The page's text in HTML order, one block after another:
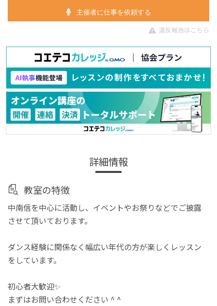
主催者に仕事を依頼する
違反報告はこちら
詳細情報
教室の特徴
中南信を中心に活動し、イベントやお祭りなどでご披露
させて頂いております。
ダンス経験に関係なく幅広い年代の方が楽しくレッスン
をしています。
初心者大歓迎✨
まずはお問い合わせください ^⁠ ^